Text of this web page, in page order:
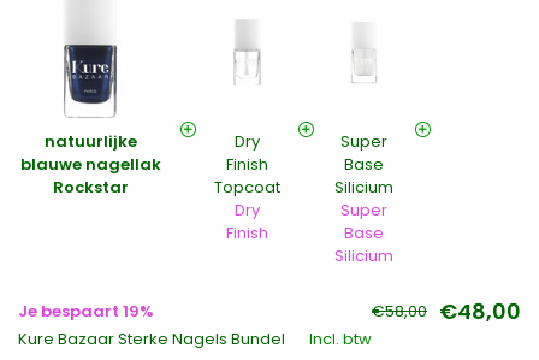
natuurlijke
blauwe nagellak
Rockstar
Dry
Finish
Topcoat
Dry
Finish
Super
Base
Silicium
Super
Base
Silicium
Je bespaart 19% €58,00 €48,00
Kure Bazaar Sterke Nagels Bundel Incl. btw